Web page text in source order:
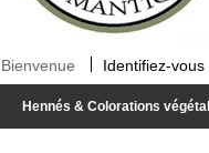
Bienvenue Identifiez-vous
Hennés & Colorations